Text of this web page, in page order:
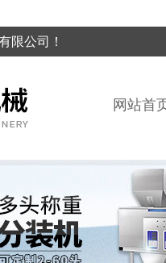
限公司！
网站首